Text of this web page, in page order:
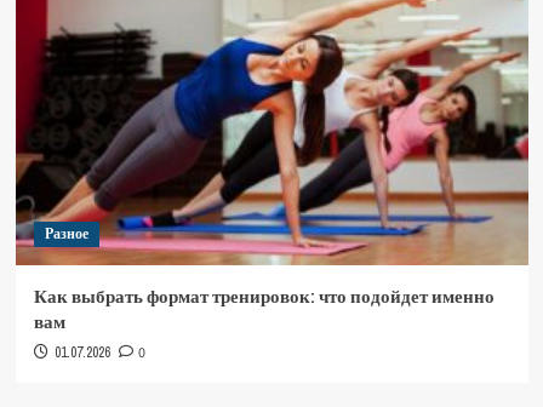
Разное
Как выбрать формат тренировок: что подойдет именно
вам
01.07.2026 0